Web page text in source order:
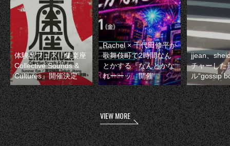
体験型フェス『集楽座
Collective Sounds &
Cultures』開催決定
Rachel × 千代田修平が
歌舞伎町で2時間なん
とかする『なんとかな
れーーッ』開催
jjean、
チャーした
ル“gossip
VIEW MORE